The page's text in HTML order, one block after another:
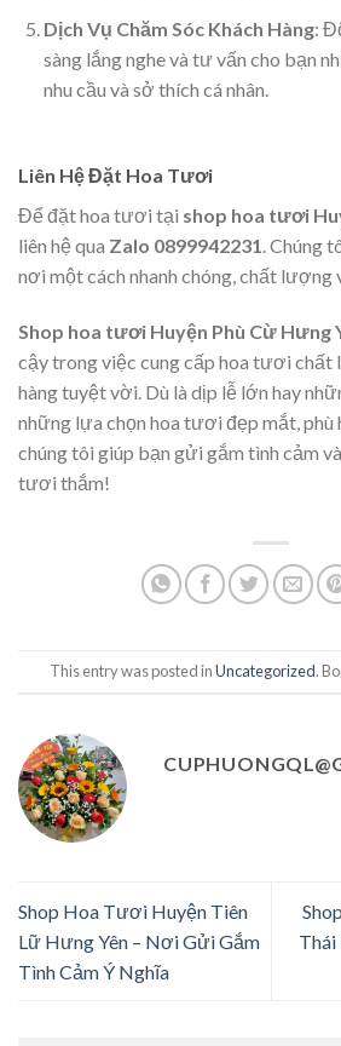
Dịch Vụ Chăm Sóc Khách Hàng:
sàng lắng nghe và tư vấn cho bạn
nhu cầu và sở thích cá nhân.
Liên Hệ Đặt Hoa Tươi
Để đặt hoa tươi tại shop hoa tươi
liên hệ qua Zalo 0899942231 . Chúng
nơi một cách nhanh chóng, chất lượng
Shop hoa tươi Huyện Phù Cừ Hưng
cậy trong việc cung cấp hoa tươi chất
hàng tuyệt vời. Dù là dịp lễ lớn hay
những lựa chọn hoa tươi đẹp mắt,
chúng tôi giúp bạn gửi gắm tình cảm
tươi thắm!
This entry was posted inUncategorized.
Shop Hoa Tươi Huyện Tiên
Lữ Hưng Yên – Nơi Gửi Gắm
Tình Cảm Ý Nghĩa
Thái